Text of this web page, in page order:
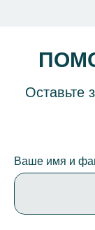
Оставьте
Ваше имя и